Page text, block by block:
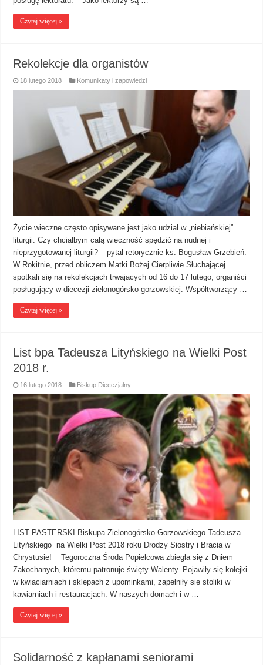
Czytaj więcej »
Rekolekcje dla organistów
18 lutego 2018 Komunikaty i zapowiedzi
Życie wieczne często opisywane jest jako udział w „niebiańskiej”
liturgii. Czy chciałbym całą wieczność spędzić na nudnej i
nieprzygotowanej liturgii? – pytał retorycznie ks. Bogusław Grzebień.
W Rokitnie, przed obliczem Matki Bożej Cierpliwie Słuchającej
spotkali się na rekolekcjach trwających od 16 do 17 lutego, organiści
posługujący w diecezji zielonogórsko-gorzowskiej. Współtworzący …
Czytaj więcej »
List bpa Tadeusza Lityńskiego na Wielki Post
2018 r.
16 lutego 2018 Biskup Diecezjalny
LIST PASTERSKI Biskupa Zielonogórsko-Gorzowskiego Tadeusza
Lityńskiego na Wielki Post 2018 roku Drodzy Siostry i Bracia w
Chrystusie! Tegoroczna Środa Popielcowa zbiegła się z Dniem
Zakochanych, któremu patronuje święty Walenty. Pojawiły się kolejki
w kwiaciarniach i sklepach z upominkami, zapełniły się stoliki w
kawiarniach i restauracjach. W naszych domach i w …
Czytaj więcej »
Solidarność z kapłanami seniorami